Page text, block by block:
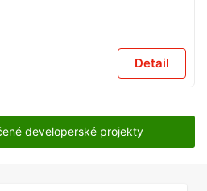
Detail
developerské projekty